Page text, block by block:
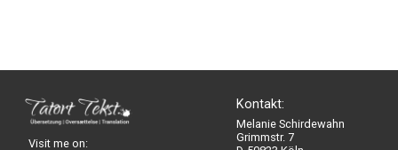
Visit me on:
Kontakt:
Melanie Schirdewahn
Grimmstr. 7